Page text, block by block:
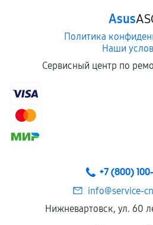
Asus
Политика
Наши
Сервисный центр по
+7 (800)
info@service-
Нижневартовск, ул. 60